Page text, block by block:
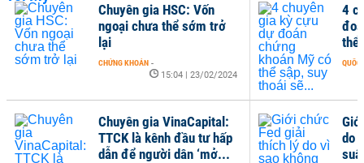
4 chuyên gia kỳ cựu dự
đoán chứng khoán Mỹ có
QUỐC TẾ -
Giới chức Fed giải thích lý
do vì sao không vội hạ lãi
suất